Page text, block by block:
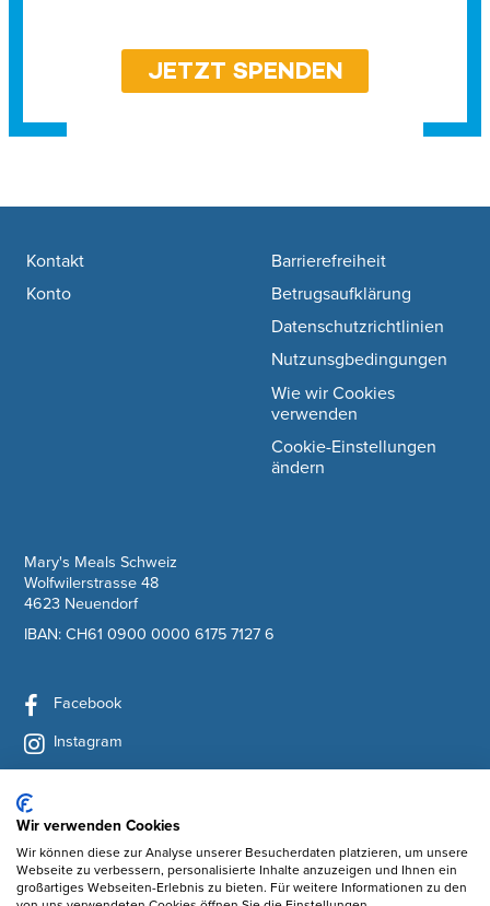
JETZT SPENDEN
Footer navigation
Mary's Meals Schweiz
Wolfwilerstrasse 48
4623 Neuendorf
IBAN: CH61 0900 0000 6175 7127 6
Kontakt
Konto
Barrierefreiheit
Betrugsaufklärung
Datenschutzrichtlinien
Nutzunsgbedingungen
Wie wir Cookies
verwenden
Cookie-Einstellungen
ändern
Facebook
Instagram
LinkedIn
Newsletter abonnieren
Wir verwenden Cookies
Wir können diese zur Analyse unserer Besucherdaten platzieren, um unsere
Webseite zu verbessern, personalisierte Inhalte anzuzeigen und Ihnen ein
großartiges Webseiten-Erlebnis zu bieten. Für weitere Informationen zu den